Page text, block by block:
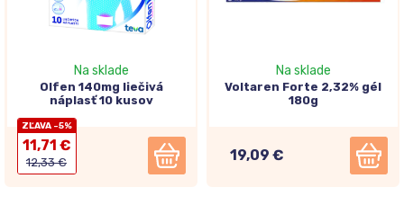
Na sklade
Olfen 140mg liečivá
náplasť 10 kusov
ZĽAVA -5%
11,71 €
12,33 €
Na sklade
Voltaren Forte 2,32% gél
180g
19,09 €